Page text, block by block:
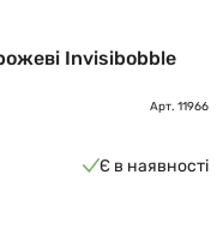
Invisibobble
Арт. 11966
Є в наявності